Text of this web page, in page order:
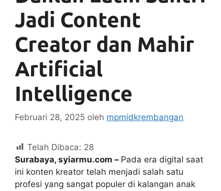
Jadi Content
Creator dan Mahir
Artificial
Intelligence
Februari 28, 2025 oleh mpmidkrembangan
Telah Dibaca: 28
Surabaya, syiarmu.com – Pada era digital saat
ini konten kreator telah menjadi salah satu
profesi yang sangat populer di kalangan anak